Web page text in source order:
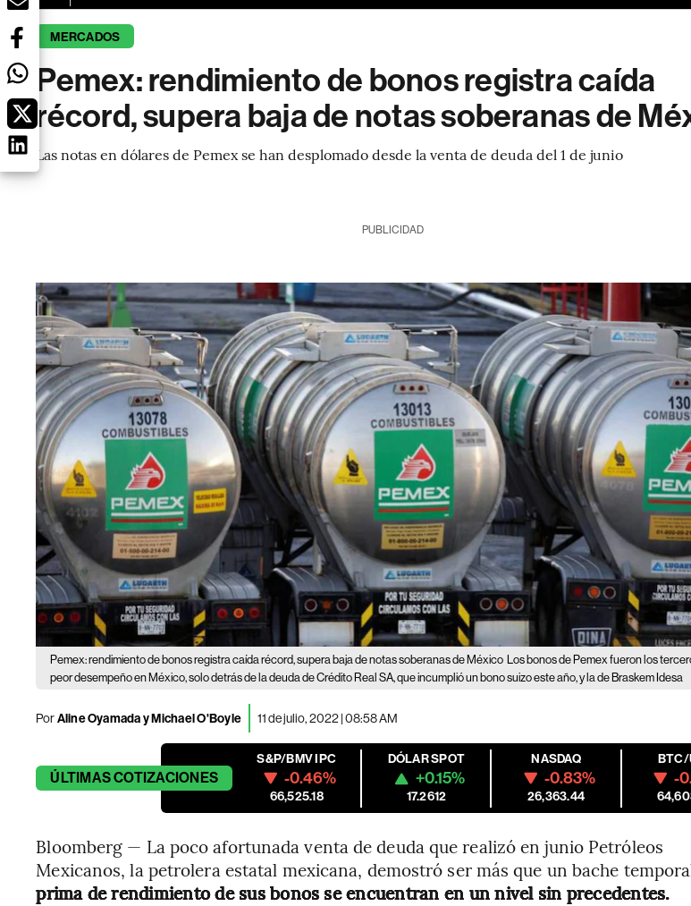
MERCADOS
Pemex: rendimiento de bonos registra caída
récord, supera baja de notas soberanas de
Las notas en dólares de Pemex se han desplomado desde la venta de deuda del 1 de junio
PUBLICIDAD
Pemex: rendimiento de bonos registra caída récord, supera baja de notas soberanas de México Los bonos de Pemex fueron los
peor desempeño en México, solo detrás de la deuda de Crédito Real SA, que incumplió un bono suizo este año, y la de Braskem Idesa
PorAline Oyamada y Michael O'Boyle 11 de julio, 2022 | 08:58 AM
ÚLTIMASCOTIZACIONES
S&P/BMV IPC
-0.46%
66,525.18
DÓLAR SPOT
+0.15%
17.2612
NASDAQ
-0.83%
26,363.44
BTC/
-
Bloomberg — La poco afortunada venta de deuda que realizó en junio Petróleos
Mexicanos, la petrolera estatal mexicana, demostró ser más que un bache
prima de rendimiento de sus bonos se encuentran en un nivel sin precedentes.